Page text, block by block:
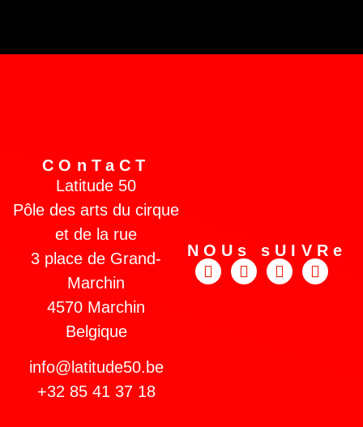
COnTaCT
Latitude 50
Pôle des arts du cirque
et de la rue
3 place de Grand-
Marchin
4570 Marchin
Belgique
info@latitude50.be
+32 85 41 37 18
NOUs sUIVRe